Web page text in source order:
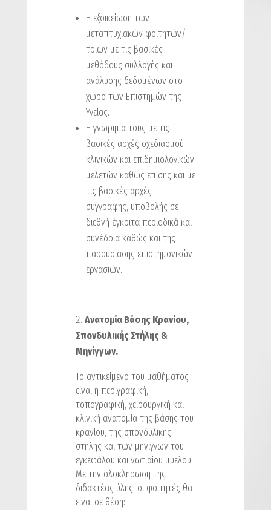
H εξοικείωση των
μεταπτυχιακών φοιτητών/
τριών με τις βασικές
μεθόδους συλλογής και
ανάλυσης δεδομένων στο
χώρο των Επιστημών της
Υγείας.
Η γνωριμία τους με τις
βασικές αρχές σχεδιασμού
κλινικών και επιδημιολογικών
μελετών καθώς επίσης και με
τις βασικές αρχές
συγγραφής, υποβολής σε
διεθνή έγκριτα περιοδικά και
συνέδρια καθώς και της
παρουσίασης επιστημονικών
εργασιών.
Ανατομία Βάσης Κρανίου,
Σπονδυλικής Στήλης &
Μηνίγγων.
Το αντικείμενο του μαθήματος
είναι η περιγραφική,
τοπογραφική, χειρουργική και
κλινική ανατομία της βάσης του
κρανίου, της σπονδυλικής
στήλης και των μηνίγγων του
εγκεφάλου και νωτιαίου μυελού.
Με την ολοκλήρωση της
διδακτέας ύλης, οι φοιτητές θα
είναι σε θέση: